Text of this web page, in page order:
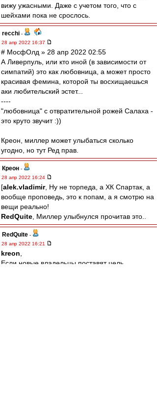
вижу ужасными. Даже с учетом того, что с
шейхами пока не срослось.
recchi -
28 апр 2022 16:37
# МосфОлд » 28 апр 2022 02:55
А Ливерпуль, или кто иной (в зависимости от
симпатий) это как любовница, а может просто
красивая фемина, которой ты восхищаешься
аки любительский эстет...
----
"любовница" с отвратительной рожей Салаха -
это круто звучит :))
Креон, миллер может улыбаться сколько
угодно, но тут Ред прав.
Креон -
28 апр 2022 16:24
[alek.vladimir, Ну не торпеда, а ХК Спартак, а
вообще проповедь, это к попам, а я смотрю на
вещи реально!
RedQuite , Миллер улыбнулся прочитав это..
RedQuite -
28 апр 2022 16:21
kreon
Если новые владельцы поставят цель